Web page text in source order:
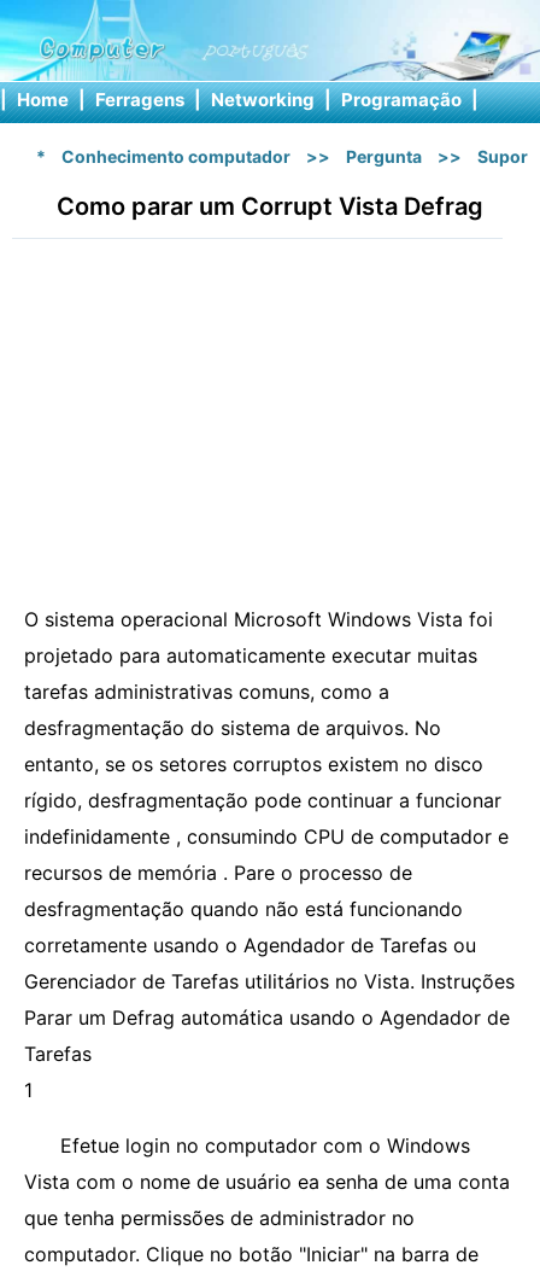
| Home | Ferragens | Networking | Programação |
* Conhecimento computador >> Pergunta >>
Como parar um Corrupt Vista Defrag
O sistema operacional Microsoft Windows Vista foi
projetado para automaticamente executar muitas
tarefas administrativas comuns, como a
desfragmentação do sistema de arquivos. No
entanto, se os setores corruptos existem no disco
rígido, desfragmentação pode continuar a funcionar
indefinidamente , consumindo CPU de computador e
recursos de memória . Pare o processo de
desfragmentação quando não está funcionando
corretamente usando o Agendador de Tarefas ou
Gerenciador de Tarefas utilitários no Vista. Instruções
Parar um Defrag automática usando o Agendador de
Tarefas
1
Efetue login no computador com o Windows
Vista com o nome de usuário ea senha de uma conta
que tenha permissões de administrador no
computador. Clique no botão "Iniciar" na barra de